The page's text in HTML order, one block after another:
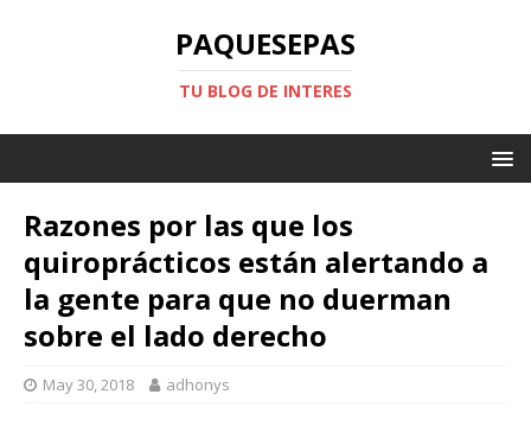
PAQUESEPAS
TU BLOG DE INTERES
Razones por las que los
quiroprácticos están alertando a
la gente para que no duerman
sobre el lado derecho
May 30, 2018 adhonys